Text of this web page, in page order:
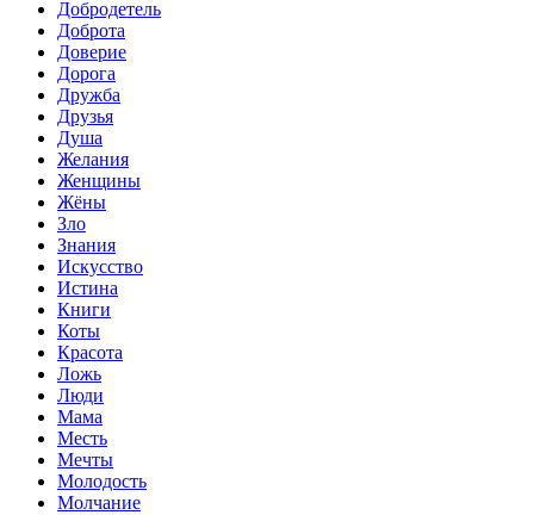
Добродетель
Доброта
Доверие
Дорога
Дружба
Друзья
Душа
Желания
Женщины
Жёны
Зло
Знания
Искусство
Истина
Книги
Коты
Красота
Ложь
Люди
Мама
Месть
Мечты
Молодость
Молчание